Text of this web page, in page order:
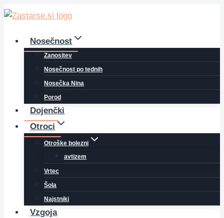
Skip
contentNosečnost
Zanositev
Nosečnost po tednih
Nosečka Nina
Porod
Dojenčki
Otroci
Otroške bolezni
avtizem
Vrtec
Šola
Najstniki
Vzgoja